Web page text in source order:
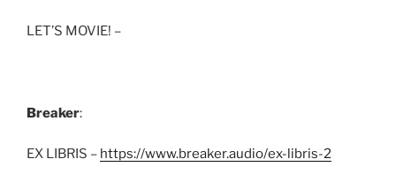
LET’S MOVIE! –
Breaker:
EX LIBRIS – https://www.breaker.audio/ex-libris-2